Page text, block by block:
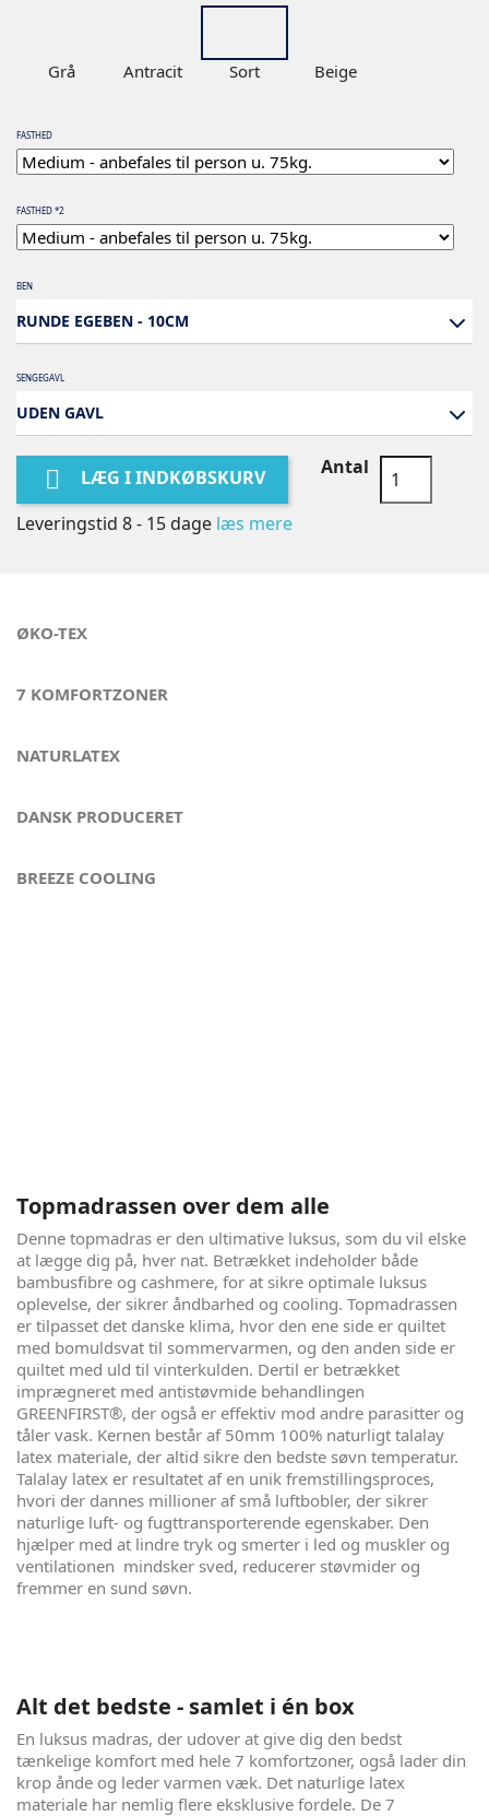
Grå Antracit Sort Beige
FASTHED
FASTHED *2
BEN
RUNDE EGEBEN - 10CM
SENGEGAVL
UDEN GAVL
 LÆG I INDKØBSKURV Antal
Leveringstid 8 - 15 dage læs mere
ØKO-TEX
7 KOMFORTZONER
NATURLATEX
DANSK PRODUCERET
BREEZE COOLING
Topmadrassen over dem alle
Denne topmadras er den ultimative luksus, som du vil elske
at lægge dig på, hver nat. Betrækket indeholder både
bambusfibre og cashmere, for at sikre optimale luksus
oplevelse, der sikrer åndbarhed og cooling. Topmadrassen
er tilpasset det danske klima, hvor den ene side er quiltet
med bomuldsvat til sommervarmen, og den anden side er
quiltet med uld til vinterkulden. Dertil er betrækket
imprægneret med antistøvmide behandlingen
GREENFIRST®, der også er effektiv mod andre parasitter og
tåler vask. Kernen består af 50mm 100% naturligt talalay
latex materiale, der altid sikre den bedste søvn temperatur.
Talalay latex er resultatet af en unik fremstillingsproces,
hvori der dannes millioner af små luftbobler, der sikrer
naturlige luft- og fugttransporterende egenskaber. Den
hjælper med at lindre tryk og smerter i led og muskler og
ventilationen mindsker sved, reducerer støvmider og
fremmer en sund søvn.
Alt det bedste - samlet i én box
En luksus madras, der udover at give dig den bedst
tænkelige komfort med hele 7 komfortzoner, også lader din
krop ånde og leder varmen væk. Det naturlige latex
materiale har nemlig flere eksklusive fordele. De 7